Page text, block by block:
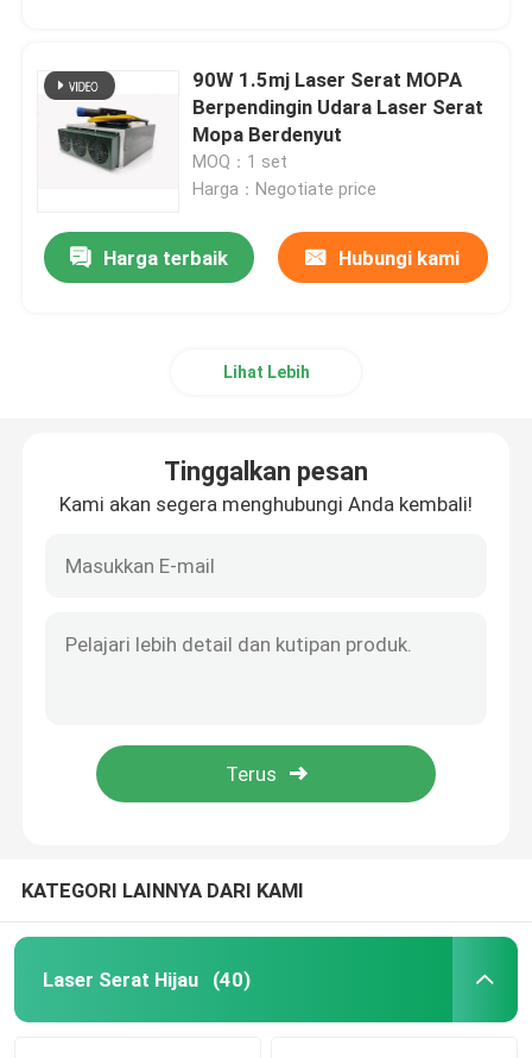
90W 1.5mj Laser Serat MOPA
Berpendingin Udara Laser Serat
Mopa Berdenyut
MOQ：1 set
Harga：Negotiate price
Harga terbaik Hubungi kami
Lihat Lebih
Tinggalkan pesan
Kami akan segera menghubungi Anda kembali!
KATEGORI LAINNYA DARI KAMI
Laser Serat Hijau (40)